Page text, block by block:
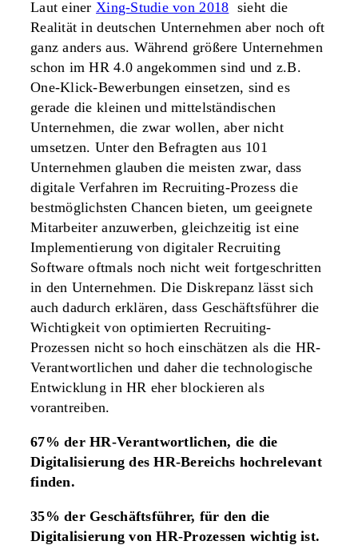
Laut einer Xing-Studie von 2018 sieht die
Realität in deutschen Unternehmen aber noch oft
ganz anders aus. Während größere Unternehmen
schon im HR 4.0 angekommen sind und z.B.
One-Klick-Bewerbungen einsetzen, sind es
gerade die kleinen und mittelständischen
Unternehmen, die zwar wollen, aber nicht
umsetzen. Unter den Befragten aus 101
Unternehmen glauben die meisten zwar, dass
digitale Verfahren im Recruiting-Prozess die
bestmöglichsten Chancen bieten, um geeignete
Mitarbeiter anzuwerben, gleichzeitig ist eine
Implementierung von digitaler Recruiting
Software oftmals noch nicht weit fortgeschritten
in den Unternehmen. Die Diskrepanz lässt sich
auch dadurch erklären, dass Geschäftsführer die
Wichtigkeit von optimierten Recruiting-
Prozessen nicht so hoch einschätzen als die HR-
Verantwortlichen und daher die technologische
Entwicklung in HR eher blockieren als
vorantreiben.
67% der HR-Verantwortlichen, die die
Digitalisierung des HR-Bereichs hochrelevant
finden.
35% der Geschäftsführer, für den die
Digitalisierung von HR-Prozessen wichtig ist.